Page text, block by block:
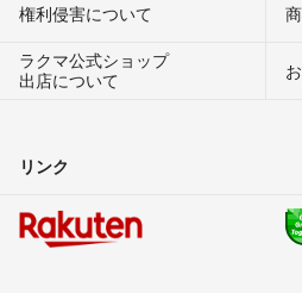
権利侵害について
ラクマ公式ショップ
出店について
リンク